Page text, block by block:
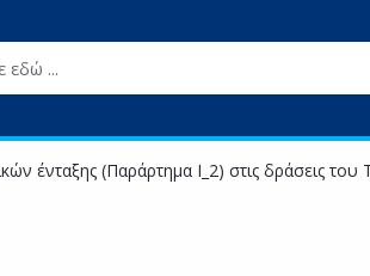
...
ένταξης (Παράρτημα Ι_2) στις δράσεις του